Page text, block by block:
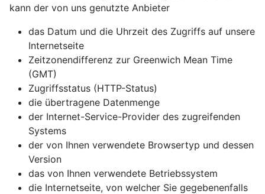
kann der von uns genutzte Anbieter
das Datum und die Uhrzeit des Zugriffs auf unsere
Internetseite
Zeitzonendifferenz zur Greenwich Mean Time
(GMT)
Zugriffsstatus (HTTP-Status)
die übertragene Datenmenge
der Internet-Service-Provider des zugreifenden
Systems
der von Ihnen verwendete Browsertyp und dessen
Version
das von Ihnen verwendete Betriebssystem
die Internetseite, von welcher Sie gegebenenfalls